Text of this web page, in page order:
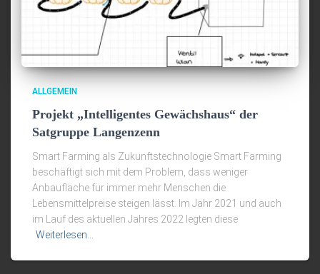
ALLGEMEIN
Projekt „Intelligentes Gewächshaus“ der
Satgruppe Langenzenn
Smart Farming als Zukunftstechnologie Smart Farming
beschäftigt sich mit dem Problem, dass weniger
Anbaufläche für immer mehr Menschen die
Lebensmittelpreise steigen lässt. Im Jahr 2021 und auch
im Lauf des aktuellen Jahres 2022 legten diese
Weiterlesen…